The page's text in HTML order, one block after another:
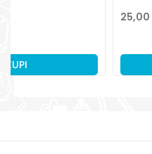
KUPI
25,00